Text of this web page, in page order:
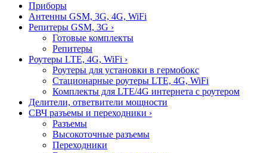
Приборы
Антенны GSM, 3G, 4G, WiFi
Репитеры GSM, 3G ›
Готовые комплекты
Репитеры
Роутеры LTE, 4G, WiFi ›
Роутеры для установки в гермобокс
Стационарные роутеры LTE, 4G, WiFi
Комплекты для LTE/4G интернета с роутером
Делители, ответвители мощности
СВЧ разъемы и переходники ›
Разъемы
Высокоточные разъемы
Переходники